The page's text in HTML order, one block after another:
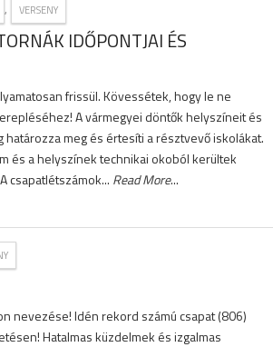
, VERSENY
IDŐPONTJAI ÉS
frissül. Kövessétek, hogy le ne
A vármegyei döntők helyszíneit és
meg és értesíti a résztvevő iskolákat.
és a helyszínek technikai okoból kerültek
csapatlétszámok... Read More...
nevezése! Idén rekord számú csapat (806)
Hatalmas küzdelmek és izgalmas